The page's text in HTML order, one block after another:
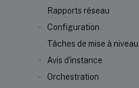
Rapports réseau
Configuration
Tâches de mise à niveau
Avis d'instance
Orchestration